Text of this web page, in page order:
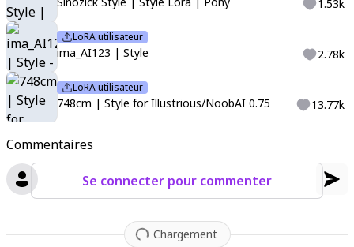
Commentaires
Se connecter pour commenter
Chargement
1.53k
LoRA utilisateur
ima_AI123 | Style 2.78k
LoRA utilisateur
748cm | Style for Illustrious/NoobAI 0.75 13.77k